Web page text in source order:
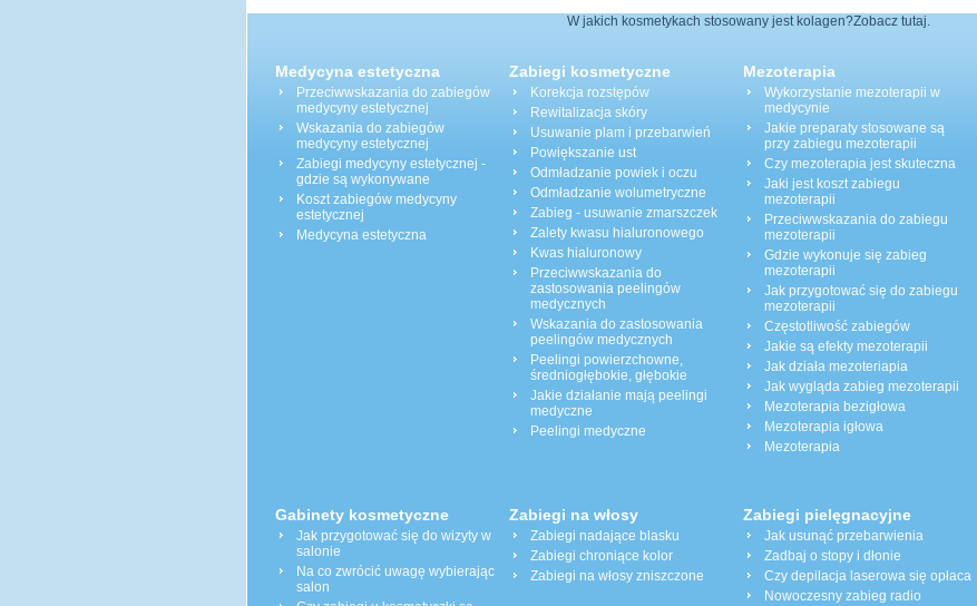
W jakich kosmetykach stosowany jest kolagen?Zobacz tutaj.
Medycyna estetyczna
Przeciwwskazania do zabiegów
medycyny estetycznej
Wskazania do zabiegów
medycyny estetycznej
Zabiegi medycyny estetycznej -
gdzie są wykonywane
Koszt zabiegów medycyny
estetycznej
Medycyna estetyczna
Zabiegi kosmetyczne
Korekcja rozstępów
Rewitalizacja skóry
Usuwanie plam i przebarwień
Powiększanie ust
Odmładzanie powiek i oczu
Odmładzanie wolumetryczne
Zabieg - usuwanie zmarszczek
Zalety kwasu hialuronowego
Kwas hialuronowy
Przeciwwskazania do
zastosowania peelingów
medycznych
Wskazania do zastosowania
peelingów medycznych
Peelingi powierzchowne,
średniogłębokie, głębokie
Jakie działanie mają peelingi
medyczne
Peelingi medyczne
Mezoterapia
Wykorzystanie mezoterapii w
medycynie
Jakie preparaty stosowane są
przy zabiegu mezoterapii
Czy mezoterapia jest skuteczna
Jaki jest koszt zabiegu
mezoterapii
Przeciwwskazania do zabiegu
mezoterapii
Gdzie wykonuje się zabieg
mezoterapii
Jak przygotować się do zabiegu
mezoterapii
Częstotliwość zabiegów
Jakie są efekty mezoterapii
Jak działa mezoteriapia
Jak wygląda zabieg mezoterapii
Mezoterapia bezigłowa
Mezoterapia igłowa
Mezoterapia
Gabinety kosmetyczne
Jak przygotować się do wizyty w
salonie
Na co zwrócić uwagę wybierając
salon
Zabiegi na włosy
Zabiegi nadające blasku
Zabiegi chroniące kolor
Zabiegi na włosy zniszczone
Zabiegi pielęgnacyjne
Jak usunąć przebarwienia
Zadbaj o stopy i dłonie
Czy depilacja laserowa się opłaca
Nowoczesny zabieg radio